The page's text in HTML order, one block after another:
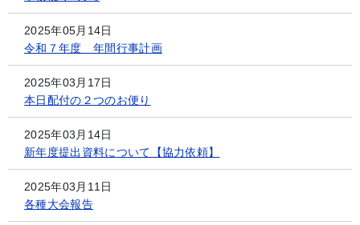
2025年05月14日
令和７年度 年間行事計画
2025年03月17日
本日配付の２つのお便り
2025年03月14日
新年度提出資料について【協力依頼】
2025年03月11日
各種大会報告